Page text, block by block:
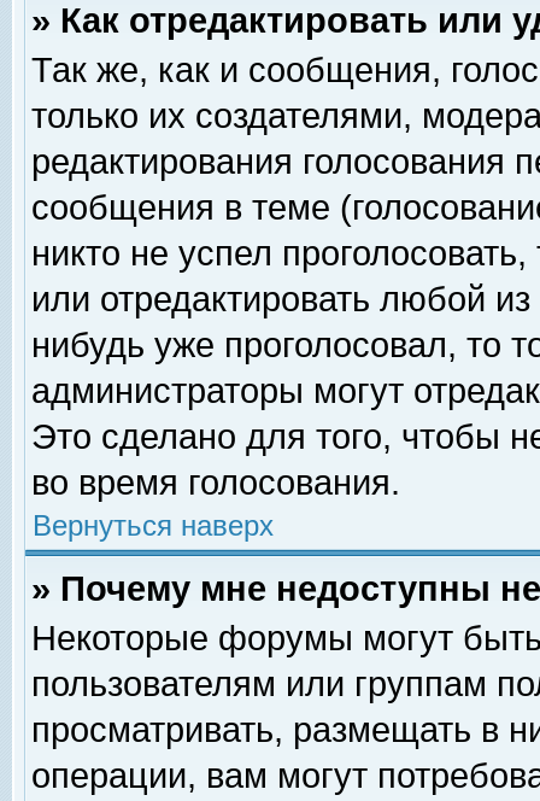
» Как отредактировать или
Так же, как и сообщения,
только их создателями,
редактирования голосования
сообщения в теме
никто не успел
или отредактировать любой
нибудь уже проголосовал, то
администраторы могут
Это сделано для того, чтобы
во время голосования.
Вернуться наверх
» Почему мне недоступны
Некоторые форумы могут
пользователям или группам
просматривать, размещать в
операции, вам могут